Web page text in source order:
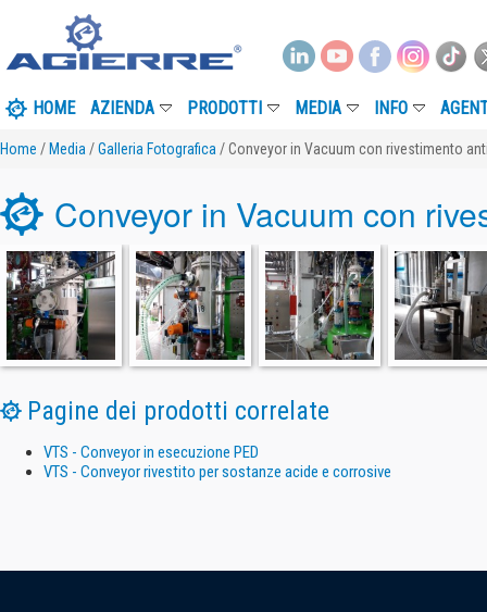
HOME AZIENDA PRODOTTI MEDIA INFO
Home / Media /Galleria Fotografica / Conveyor in Vacuum con rivestimento
Conveyor in Vacuum con
Pagine dei prodotti correlate
VTS - Conveyor in esecuzione PED
VTS - Conveyor rivestito per sostanze acide e corrosive